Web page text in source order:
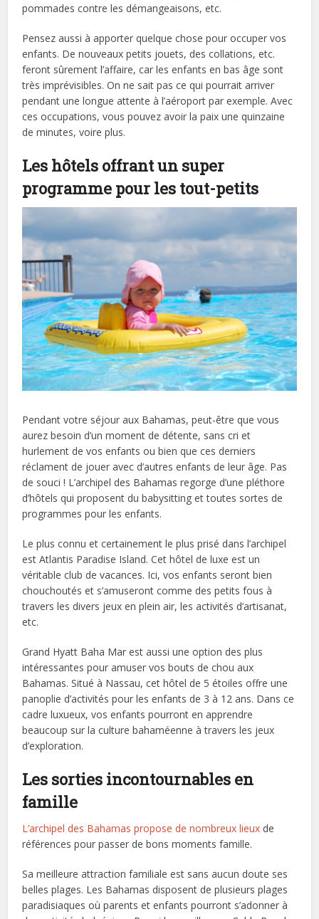
pommades contre les démangeaisons, etc.
Pensez aussi à apporter quelque chose pour occuper vos
enfants. De nouveaux petits jouets, des collations, etc.
feront sûrement l’affaire, car les enfants en bas âge sont
très imprévisibles. On ne sait pas ce qui pourrait arriver
pendant une longue attente à l’aéroport par exemple. Avec
ces occupations, vous pouvez avoir la paix une quinzaine
de minutes, voire plus.
Les hôtels offrant un super
programme pour les tout-petits
Pendant votre séjour aux Bahamas, peut-être que vous
aurez besoin d’un moment de détente, sans cri et
hurlement de vos enfants ou bien que ces derniers
réclament de jouer avec d’autres enfants de leur âge. Pas
de souci ! L’archipel des Bahamas regorge d’une pléthore
d’hôtels qui proposent du babysitting et toutes sortes de
programmes pour les enfants.
Le plus connu et certainement le plus prisé dans l’archipel
est Atlantis Paradise Island. Cet hôtel de luxe est un
véritable club de vacances. Ici, vos enfants seront bien
chouchoutés et s’amuseront comme des petits fous à
travers les divers jeux en plein air, les activités d’artisanat,
etc.
Grand Hyatt Baha Mar est aussi une option des plus
intéressantes pour amuser vos bouts de chou aux
Bahamas. Situé à Nassau, cet hôtel de 5 étoiles offre une
panoplie d’activités pour les enfants de 3 à 12 ans. Dans ce
cadre luxueux, vos enfants pourront en apprendre
beaucoup sur la culture bahaméenne à travers les jeux
d’exploration.
Les sorties incontournables en
famille
L’archipel des Bahamas propose de nombreux lieux de
références pour passer de bons moments famille.
Sa meilleure attraction familiale est sans aucun doute ses
belles plages. Les Bahamas disposent de plusieurs plages
paradisiaques où parents et enfants pourront s’adonner à